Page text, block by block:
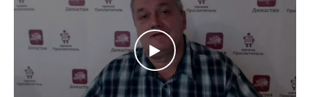
WATCH THE VIDEO